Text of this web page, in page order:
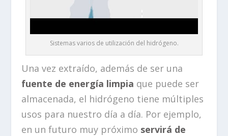
Sistemas varios de utilización del hidrógeno.
Una vez extraído, además de ser una
fuente de energía limpia que puede ser
almacenada, el hidrógeno tiene múltiples
usos para nuestro día a día. Por ejemplo,
en un futuro muy próximo servirá de